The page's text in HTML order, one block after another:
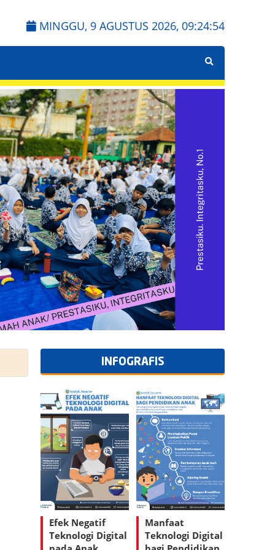
MINGGU, 9 AGUSTUS 2026, 09:24:55
INFOGRAFIS
Efek Negatif
Teknologi Digital
Manfaat
Teknologi Digital